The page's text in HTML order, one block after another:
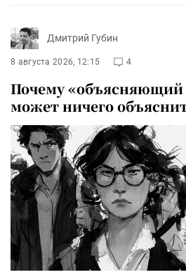
Дмитрий Губин
8 августа 2026, 12:15 4
Почему «объясняющий
может ничего